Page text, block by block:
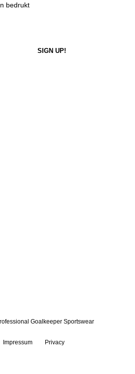
bedrukt
Goalkeeper Sportswear
Impressum Privacy